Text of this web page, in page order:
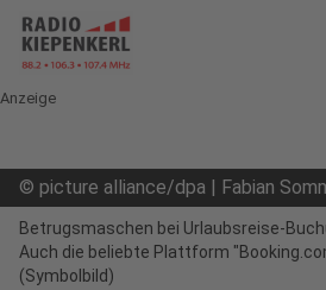
Anzeige
© picture alliance/dpa | Fabian
Betrugsmaschen bei Urlaubsreise-
Auch die beliebte Plattform
(Symbolbild)